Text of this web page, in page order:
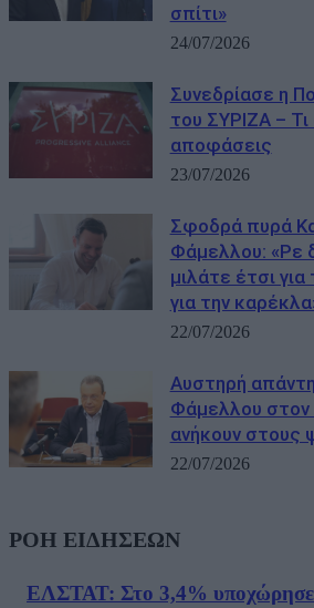
σπίτι»
24/07/2026
Συνεδρίασε η
του ΣΥΡΙΖΑ – Τι
αποφάσεις
23/07/2026
Σφοδρά πυρά
Φάμελλου: «Ρε
μιλάτε έτσι
για την
22/07/2026
Αυστηρή
Φάμελλου στον
ανήκουν
22/07/2026
ΡΟΗ ΕΙΔΗΣΕΩΝ
ΕΛΣΤΑΤ: Στο 3,4% υποχώρησε